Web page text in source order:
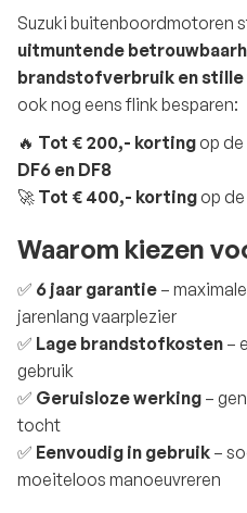
Suzuki buitenboordmotoren
uitmuntende
brandstofverbruik en
ook nog eens flink besparen:
🔥 Tot € 200,- kortingop de
DF6 en DF8
🚀 Tot € 400,- kortingop de
Waarom kiezen
✅ 6 jaar garantie–
jarenlang vaarplezier
✅ Lage brandstofkosten–
gebruik
✅ Geruisloze werking–
tocht
✅ Eenvoudig in gebruik–
moeiteloos manoeuvreren